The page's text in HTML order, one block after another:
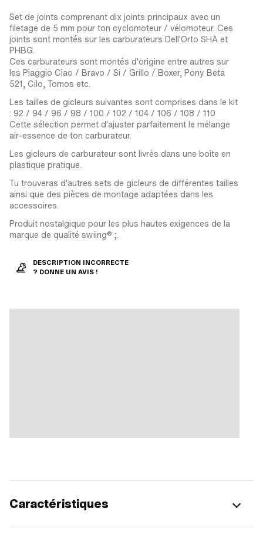
Set de joints comprenant dix joints principaux avec un
filetage de 5 mm pour ton cyclomoteur / vélomoteur. Ces
joints sont montés sur les carburateurs Dell'Orto SHA et
PHBG.
Ces carburateurs sont montés d'origine entre autres sur
les Piaggio Ciao / Bravo / Si / Grillo / Boxer, Pony Beta
521, Cilo, Tomos etc.
Les tailles de gicleurs suivantes sont comprises dans le kit
: 92 / 94 / 96 / 98 / 100 / 102 / 104 / 106 / 108 / 110
Cette sélection permet d'ajuster parfaitement le mélange
air-essence de ton carburateur.
Les gicleurs de carburateur sont livrés dans une boîte en
plastique pratique.
Tu trouveras d'autres sets de gicleurs de différentes tailles
ainsi que des pièces de montage adaptées dans les
accessoires.
Produit nostalgique pour les plus hautes exigences de la
marque de qualité swiing® ;.
DESCRIPTION INCORRECTE
? DONNE UN AVIS !
Caractéristiques